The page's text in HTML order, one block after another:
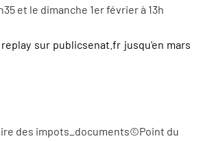
et le dimanche 1er février à 13h
sur publicsenat.fr jusqu'en mars